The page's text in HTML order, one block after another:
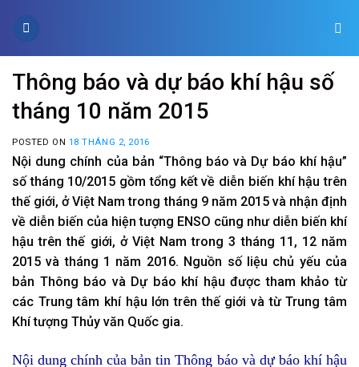
Thông báo và dự báo khí hậu số
tháng 10 năm 2015
POSTED ON 18 THÁNG 2, 2016
Nội dung chính của bản “Thông báo và Dự báo khí hậu”
số tháng 10/2015 gồm tổng kết về diễn biến khí hậu trên
thế giới, ở Việt Nam trong tháng 9 năm 2015 và nhận định
về diễn biến của hiện tượng ENSO cũng như diễn biến khí
hậu trên thế giới, ở Việt Nam trong 3 tháng 11, 12 năm
2015 và tháng 1 năm 2016. Nguồn số liệu chủ yếu của
bản Thông báo và Dự báo khí hậu được tham khảo từ
các Trung tâm khí hậu lớn trên thế giới và từ Trung tâm
Khí tượng Thủy văn Quốc gia.
Nội dung chính của bản tin Thông báo và dự báo khí hậu